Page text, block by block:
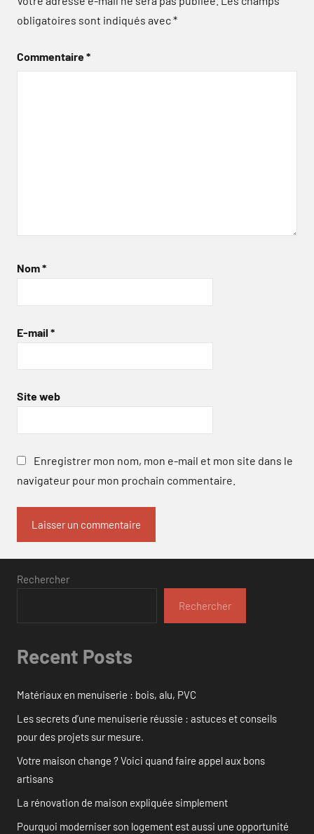
obligatoires sont indiqués avec*
Commentaire*
Nom*
E-mail *
Site web
Enregistrer mon nom, mon e-mail et mon site dans le
navigateur pour mon prochain commentaire.
Rechercher
Rechercher
Recent Posts
Matériaux en menuiserie : bois, alu, PVC
Les secrets d’une menuiserie réussie : astuces et conseils
pour des projets sur mesure.
Votre maison change ? Voici quand faire appel aux bons
artisans
La rénovation de maison expliquée simplement
Pourquoi moderniser son logement est aussi une opportunité